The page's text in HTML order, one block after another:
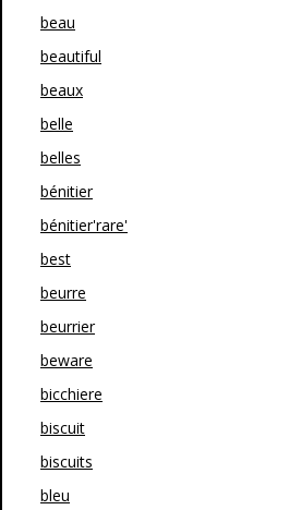
beau
beautiful
beaux
belle
belles
bénitier
bénitier'rare'
best
beurre
beurrier
beware
bicchiere
biscuit
biscuits
bleu